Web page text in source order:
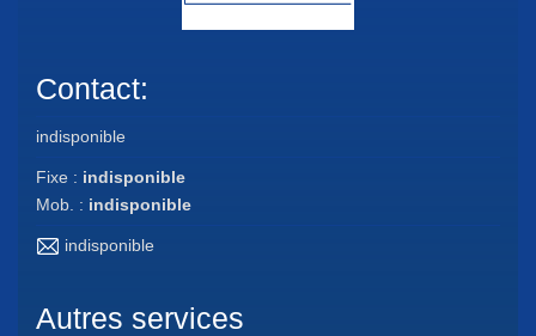
Contact:
indisponible
Fixe : indisponible
Mob. : indisponible
indisponible
Autres services